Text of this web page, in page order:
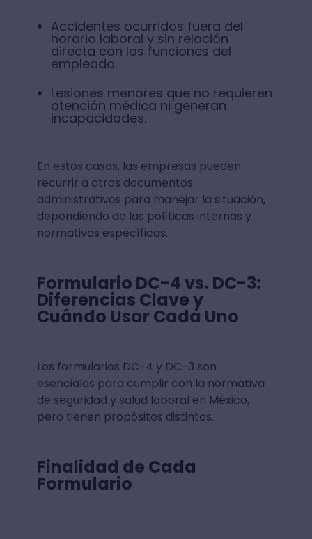
Accidentes ocurridos fuera del
horario laboral y sin relación
directa con las funciones del
empleado.
Lesiones menores que no requieren
atención médica ni generan
incapacidades.
En estos casos, las empresas pueden
recurrir a otros documentos
administrativos para manejar la situación,
dependiendo de las políticas internas y
normativas específicas.
Formulario DC-4 vs. DC-3:
Diferencias Clave y
Cuándo Usar Cada Uno
Los formularios DC-4 y DC-3 son
esenciales para cumplir con la normativa
de seguridad y salud laboral en México,
pero tienen propósitos distintos.
Finalidad de Cada
Formulario